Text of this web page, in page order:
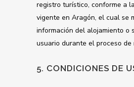
registro turístico, conforme a
vigente en Aragón, el cual se
información del alojamiento o
usuario durante el proceso de
5. CONDICIONES DE